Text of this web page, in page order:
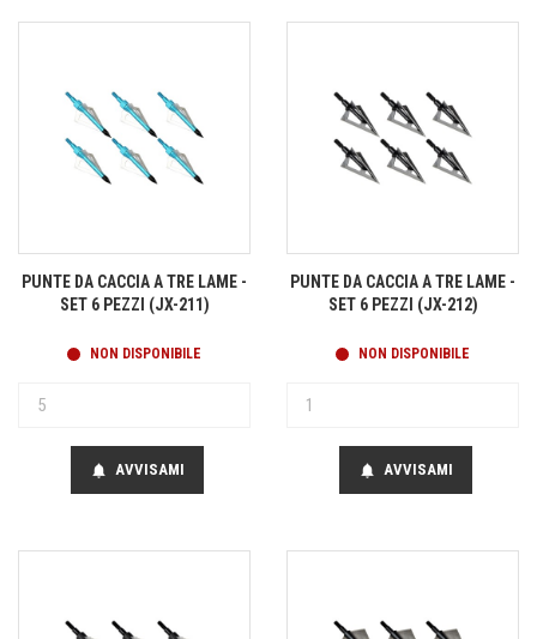
PUNTE DA CACCIA A TRE LAME -
SET 6 PEZZI (JX-211)
NON DISPONIBILE
notifications AVVISAMI
PUNTE DA CACCIA A TRE LAME -
SET 6 PEZZI (JX-212)
NON DISPONIBILE
notifications AVVISAMI